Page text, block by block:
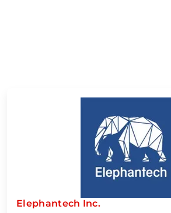
Elephantech Inc.